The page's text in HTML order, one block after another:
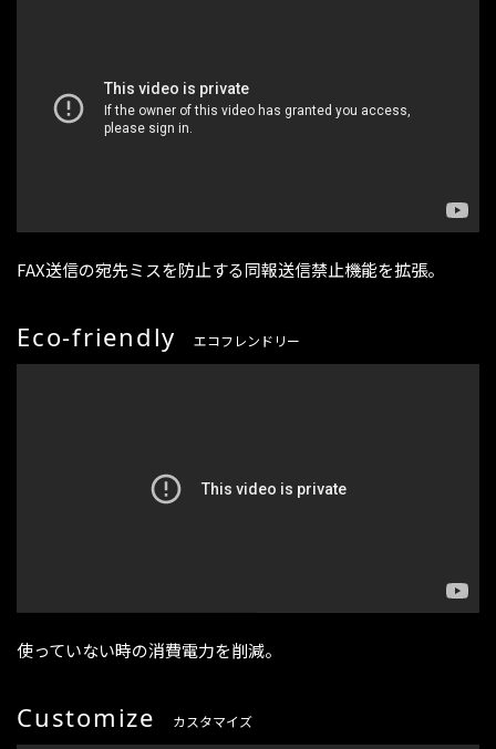
FAX送信の宛先ミスを防止する同報送信禁止機能を拡張。
Eco-friendly エコフレンドリー
使っていない時の消費電力を削減。
Customize カスタマイズ